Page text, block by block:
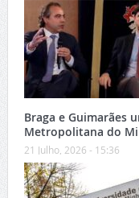
Braga e Guimarães
Metropolitana do
21 Julho, 2026 - 15:36